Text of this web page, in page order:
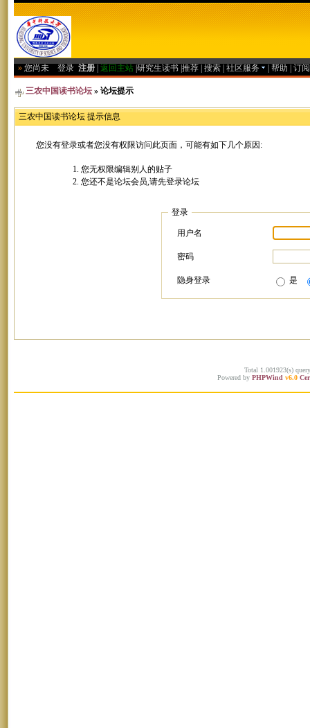
» 您尚未 登录 注册 返回主站 研究生读书 推荐 搜索 社区服务 帮助 订
三农中国读书论坛 » 论坛提示
三农中国读书论坛 提示信息
您没有登录或者您没有权限访问此页面，可能有如下几个原因:
您无权限编辑别人的贴子
您还不是论坛会员,请先登录论坛
登录
用户名
密码
隐身登录 是
Total 1.001923(s)
Powered by PHPWind v6.0